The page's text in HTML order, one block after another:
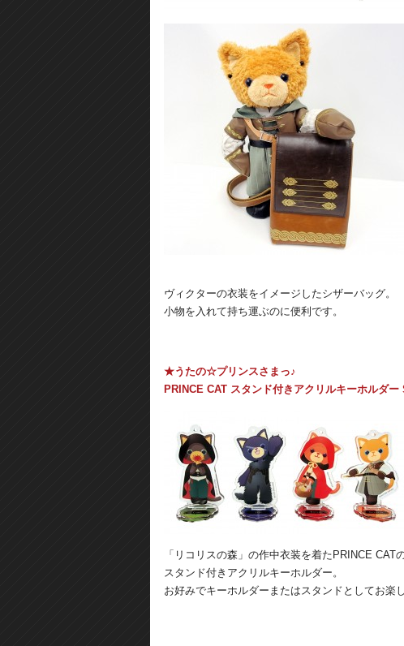
ヴィクターの衣装をイメージしたシザーバッグ。
小物を入れて持ち運ぶのに便利です。
★うたの☆プリンスさまっ♪
PRINCE CAT スタンド付きアクリルキーホルダ
「リコリスの森」の作中衣装を着たPRINCE CAT
スタンド付きアクリルキーホルダー。
お好みでキーホルダーまたはスタンドとしてお楽